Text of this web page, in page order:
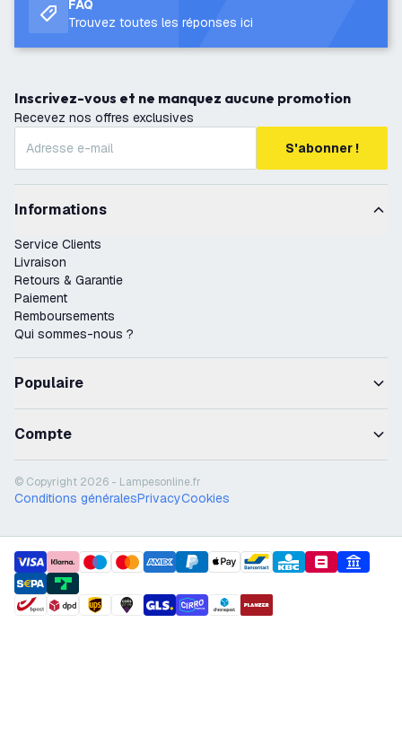
FAQ
Trouvez toutes les réponses ici
Inscrivez-vous et ne manquez aucune promotion
Recevez nos offres exclusives
S'abonner !
Informations
Service Clients
Livraison
Retours & Garantie
Paiement
Remboursements
Qui sommes-nous ?
Populaire
Compte
© Copyright 2026 - Lampesonline.fr
Conditions généralesPrivacyCookies
payment methods
shipment methods